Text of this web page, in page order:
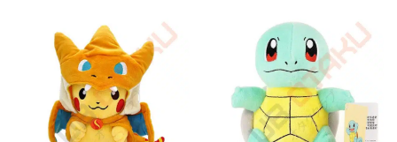
plusieurs
variations.
Les
options
peuvent
être
a
plusieurs
variations.
Les
options
peuvent
être